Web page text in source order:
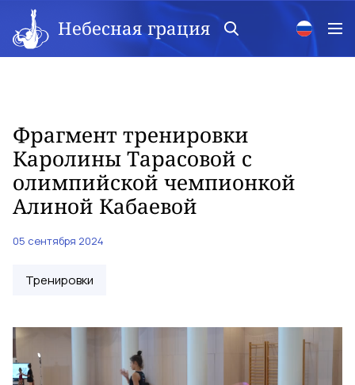
Небесная грация
Фрагмент тренировки
Каролины Тарасовой с
олимпийской чемпионкой
Алиной Кабаевой
05 сентября 2024
Тренировки